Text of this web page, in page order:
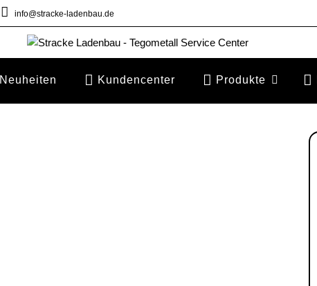
info@stracke-ladenbau.de
Neuheiten Kundencenter Produkte